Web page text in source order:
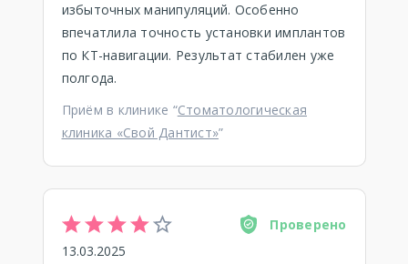
избыточных манипуляций. Особенно
впечатлила точность установки имплантов
по КТ-навигации. Результат стабилен уже
полгода.
Приём в клинике “Стоматологическая
клиника «Свой Дантист»”
Проверено
13.03.2025